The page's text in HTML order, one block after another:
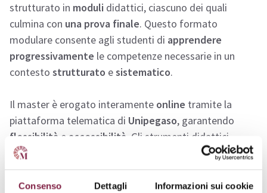
Consenso Dettagli Informazioni sui cookie
strutturato in moduli didattici, ciascuno dei quali
culmina con una prova finale. Questo formato
modulare consente agli studenti di apprendere
progressivamente le competenze necessarie in un
contesto strutturato esistematico.
Il master è erogato interamente online tramite la
piattaforma telematica di Unipegaso, garantendo
flessibilità e accessibilità . Gli strumenti didattici
utilizzati comprendono lezioni
video online,materiale
autovalutazione
. Questo approccio permette ai